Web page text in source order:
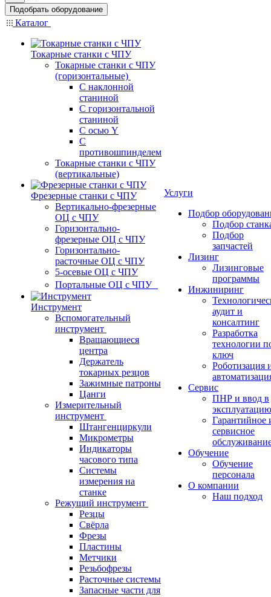
Подобрать оборудование
Каталог
Токарные станки с ЧПУ
Токарные станки с ЧПУ
(горизонтальные)
С наклонной
станиной
С горизонтальной
станиной
С осью Y
С
противошпинделем
Токарные станки с ЧПУ
(вертикальные)
Фрезерные станки с ЧПУ
Вертикально-фрезерные
ОЦ с ЧПУ
Горизонтально-
фрезерные ОЦ с ЧПУ
Горизонтально-
расточные ОЦ с ЧПУ
5-осевые ОЦ с ЧПУ
Портальные ОЦ с ЧПУ
Инструмент
Вспомогательный
инструмент
Вращающиеся
центра
Держатель
токарных резцов
Зажимные патроны
Цанги
Измерительный
инструмент
Штангенциркули
Микрометры
Индикаторы
часового типа
Системы
измерения на
станке
Режущий инструмент
Резцы
Свёрла
Фрезы
Пластины
Метчики
Резьбофрезы
Расточные системы
Запасные части для
Услуги
Подбор
Подбор
Подбор
запчастей
Лизинг
Лизинговые
программы
Инжиниринг
аудит и
консалтинг
Разработка
технологии
ключ
Роботизация
Сервис
ПНР и ввод в
эксплуатацию
Гарантийное
сервисное
Обучение
Обучение
персонала
О компании
Наш подход